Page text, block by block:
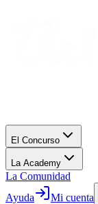
El Concurso
La Academy
La Comunidad
Ayuda
Mi cuenta